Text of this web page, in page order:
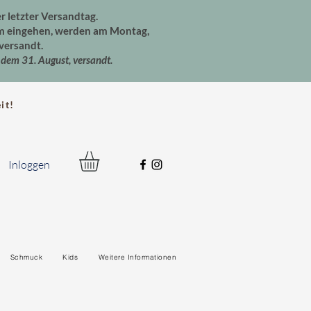
letzter Versandtag.
eingehen, werden am Montag,
31. August, versandt.
Inloggen
Schmuck Kids Weitere Informationen